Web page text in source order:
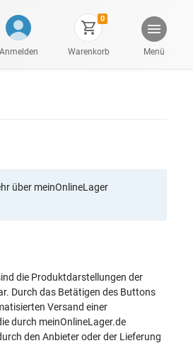
Anmelden
0
Warenkorb Menü
über meinOnlineLager
die Produktdarstellungen der
Durch das Betätigen des Buttons
Versand einer
durch meinOnlineLager.de
den Anbieter oder der Lieferung